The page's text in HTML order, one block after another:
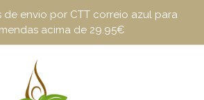
de envio por CTT correio azul para
acima de 29.95€